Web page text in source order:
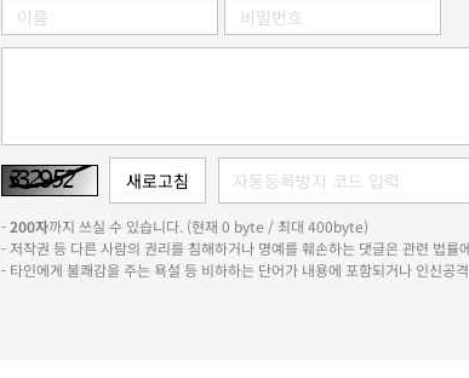
-200자까지 쓰실 수 있습니다. (현재 0 byte / 최대 400byte)
- 저작권 등 다른 사람의 권리를 침해하거나 명예를 훼손하는 댓글은 관련 법률
- 타인에게 불쾌감을 주는 욕설 등 비하하는 단어가 내용에 포함되거나 인신공